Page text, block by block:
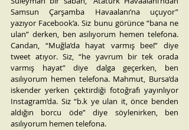
Samsun Çarşamba Havaalanı’na uçuyor”
yazıyor Facebook’a. Siz bunu görünce “bana ne
ulan” derken, ben asılıyorum hemen telefona.
Candan, “Muğla’da hayat varmış bee!” diye
tweet atıyor. Siz, “he yavrum bir tek orada
varmış hayat” diye dalga geçerken, ben
asılıyorum hemen telefona. Mahmut, Bursa’da
iskender yerken çektirdiği fotoğrafı yayınlıyor
Instagram’da. Siz “b.k ye ulan it, önce benden
aldığın borcu öde” diye söylenirken, ben
asılıyorum hemen telefona.